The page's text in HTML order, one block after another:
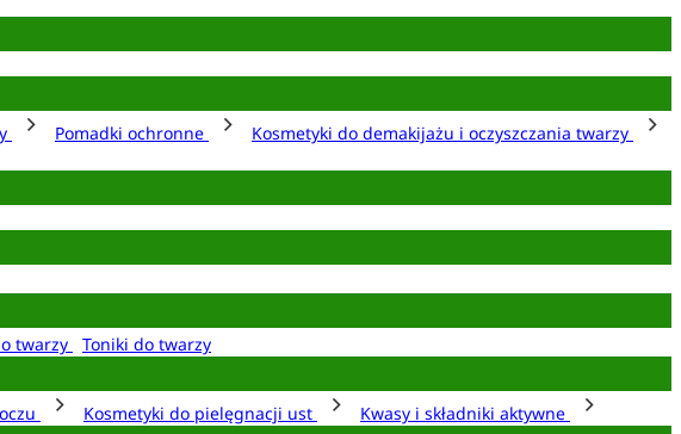
Pomadki ochronne
Kosmetyki do demakijażu i oczyszczania twarzy
twarzy
Toniki do twarzy
Kosmetyki do pielęgnacji ust
Kwasy i składniki aktywne